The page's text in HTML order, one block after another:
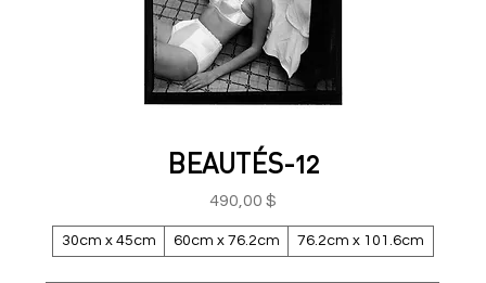
BEAUTÉS-12
Prix
490,00 $
30cm x 45cm 60cm x 76.2cm 76.2cm x 101.6cm